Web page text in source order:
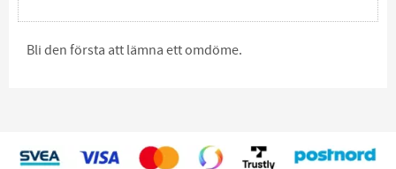
Bli den första att lämna ett omdöme.